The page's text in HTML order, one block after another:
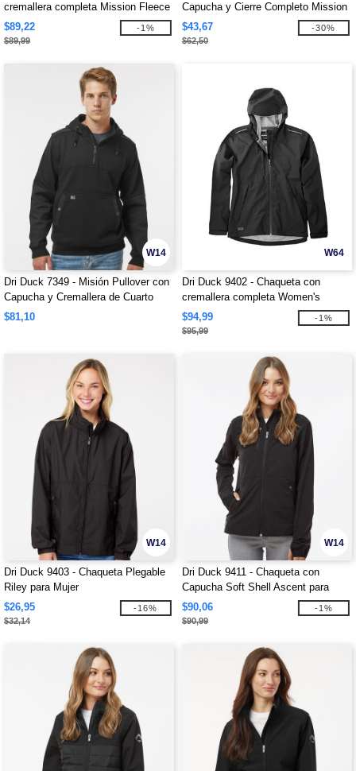
cremallera completa Mission Fleece
Pro
$89,22
$89,99
-1%
Capucha y Cierre Completo Mission
$43,67
$62,50
-30%
W14
Dri Duck 7349 - Misión Pullover con
Capucha y Cremallera de Cuarto
$81,10
W64
Dri Duck 9402 - Chaqueta con
cremallera completa Women's
Challenger
$94,99
$95,99
-1%
W14
Dri Duck 9403 - Chaqueta Plegable
Riley para Mujer
$26,95
$32,14
-16%
W14
Dri Duck 9411 - Chaqueta con
Capucha Soft Shell Ascent para
Mujer
$90,06
$90,99
-1%